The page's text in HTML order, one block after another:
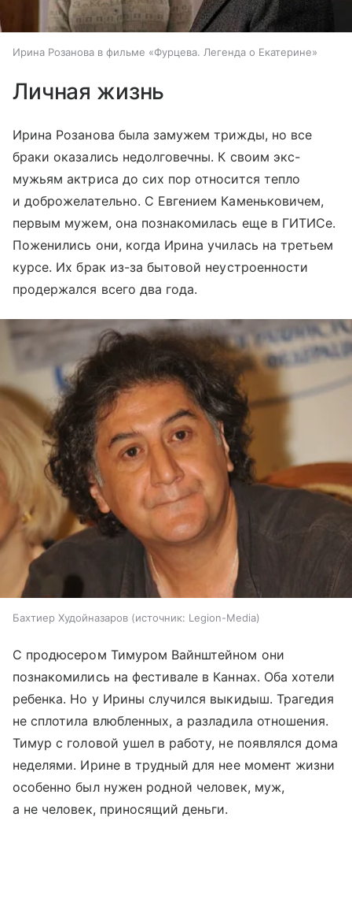
Ирина Розанова в фильме «Фурцева. Легенда о Екатерине»
Личная жизнь
Ирина Розанова была замужем трижды, но все
браки оказались недолговечны. К своим экс-
мужьям актриса до сих пор относится тепло
и доброжелательно. С Евгением Каменьковичем,
первым мужем, она познакомилась еще в ГИТИСе.
Поженились они, когда Ирина училась на третьем
курсе. Их брак из-за бытовой неустроенности
продержался всего два года.
Бахтиер Худойназаров источник: Legion-Media
С продюсером Тимуром Вайнштейном они
познакомились на фестивале в Каннах. Оба хотели
ребенка. Но у Ирины случился выкидыш. Трагедия
не сплотила влюбленных, а разладила отношения.
Тимур с головой ушел в работу, не появлялся дома
неделями. Ирине в трудный для нее момент жизни
особенно был нужен родной человек, муж,
а не человек, приносящий деньги.